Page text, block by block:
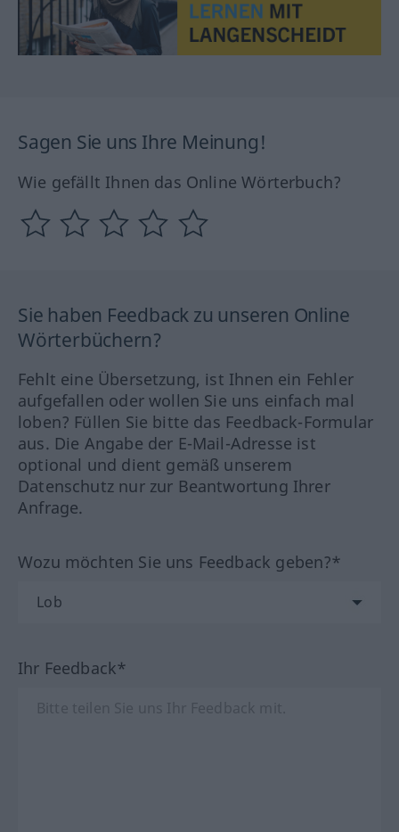
Sagen Sie uns Ihre Meinung!
Wie gefällt Ihnen das Online Wörterbuch?
Sie haben Feedback zu unseren Online
Wörterbüchern?
Fehlt eine Übersetzung, ist Ihnen ein Fehler
aufgefallen oder wollen Sie uns einfach mal
loben? Füllen Sie bitte das Feedback-Formular
aus. Die Angabe der E-Mail-Adresse ist
optional und dient gemäß unserem
Datenschutz nur zur Beantwortung Ihrer
Anfrage.
Wozu möchten Sie uns Feedback geben?*
Ihr Feedback*